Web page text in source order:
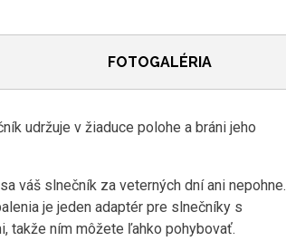
FOTOGALÉRIA
udržuje v žiaduce polohe a bráni jeho
váš slnečník za veterných dní ani nepohne.
je jeden adaptér pre slnečníky s
takže ním môžete ľahko pohybovať.